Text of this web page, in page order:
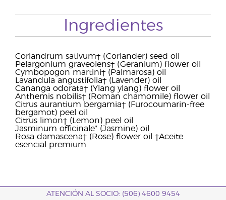
Ingredientes
Coriandrum sativum† (Coriander) seed oil
Pelargonium graveolens† (Geranium) flower oil
Cymbopogon martini† (Palmarosa) oil
Lavandula angustifolia† (Lavender) oil
Cananga odorata† (Ylang ylang) flower oil
Anthemis nobilis† (Roman chamomile) flower oil
Citrus aurantium bergamia† (Furocoumarin-free
bergamot) peel oil
Citrus limon† (Lemon) peel oil
Jasminum officinale* (Jasmine) oil
Rosa damascena† (Rose) flower oil †Aceite
esencial premium.
ATENCIÓN AL SOCIO: (506) 4600 9454